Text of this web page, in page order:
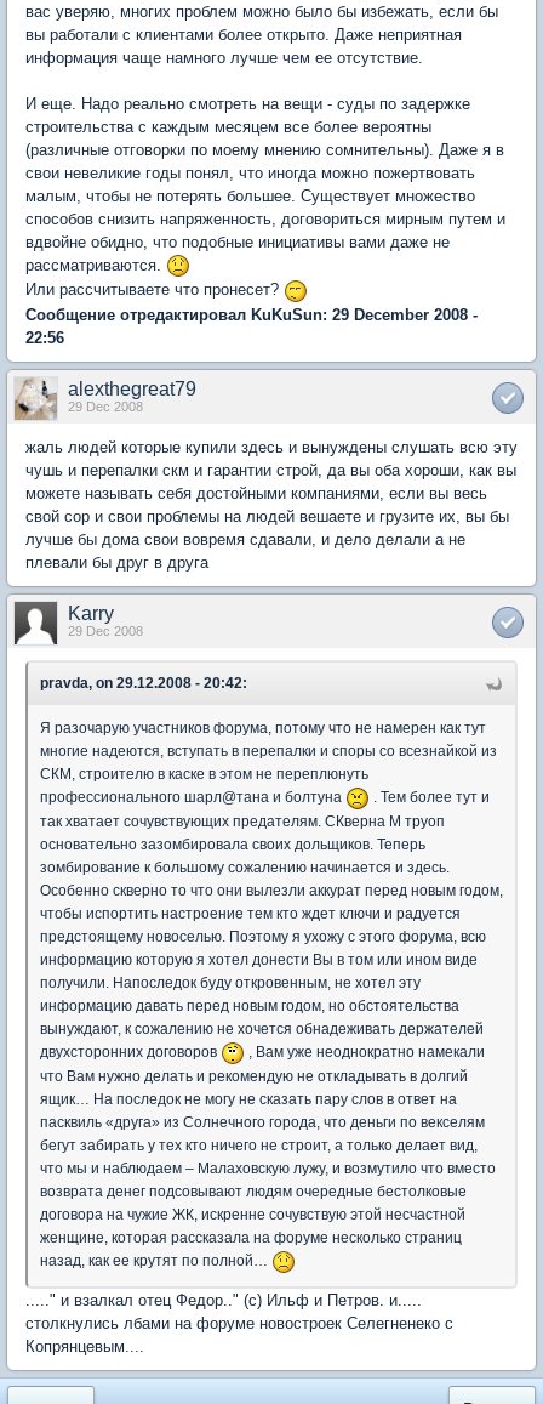
вас уверяю, многих проблем можно было бы избежать, если бы
вы работали с клиентами более открыто. Даже неприятная
информация чаще намного лучше чем ее отсутствие.
И еще. Надо реально смотреть на вещи - суды по задержке
строительства с каждым месяцем все более вероятны
(различные отговорки по моему мнению сомнительны). Даже я в
свои невеликие годы понял, что иногда можно пожертвовать
малым, чтобы не потерять большее. Существует множество
способов снизить напряженность, договориться мирным путем и
вдвойне обидно, что подобные инициативы вами даже не
рассматриваются.
Или рассчитываете что пронесет?
Сообщение отредактировал KuKuSun: 29 December 2008 -
22:56
alexthegreat79
29 Dec 2008
жаль людей которые купили здесь и вынуждены слушать всю эту
чушь и перепалки скм и гарантии строй, да вы оба хороши, как вы
можете называть себя достойными компаниями, если вы весь
свой сор и свои проблемы на людей вешаете и грузите их, вы бы
лучше бы дома свои вовремя сдавали, и дело делали а не
плевали бы друг в друга
Karry
29 Dec 2008
pravda, on 29.12.2008 - 20:42:
Я разочарую участников форума, потому что не намерен как тут
многие надеются, вступать в перепалки и споры со всезнайкой из
СКМ, строителю в каске в этом не переплюнуть
профессионального шарл@тана и болтуна
. Тем более тут и
так хватает сочувствующих предателям. СКверна М труоп
основательно зазомбировала своих дольщиков. Теперь
зомбирование к большому сожалению начинается и здесь.
Особенно скверно то что они вылезли аккурат перед новым годом,
чтобы испортить настроение тем кто ждет ключи и радуется
предстоящему новоселью. Поэтому я ухожу с этого форума, всю
информацию которую я хотел донести Вы в том или ином виде
получили. Напоследок буду откровенным, не хотел эту
информацию давать перед новым годом, но обстоятельства
вынуждают, к сожалению не хочется обнадеживать держателей
двухсторонних договоров
, Вам уже неоднократно намекали
что Вам нужно делать и рекомендую не откладывать в долгий
ящик… На последок не могу не сказать пару слов в ответ на
пасквиль «друга» из Солнечного города, что деньги по векселям
бегут забирать у тех кто ничего не строит, а только делает вид,
что мы и наблюдаем – Малаховскую лужу, и возмутило что вместо
возврата денег подсовывают людям очередные бестолковые
договора на чужие ЖК, искренне сочувствую этой несчастной
женщине, которая рассказала на форуме несколько страниц
назад, как ее крутят по полной…
....." и взалкал отец Федор.." (с) Ильф и Петров. и.....
столкнулись лбами на форуме новостроек Селегненеко с
Копрянцевым....